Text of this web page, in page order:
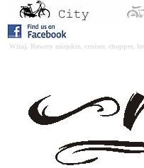
Witaj. Rowery miejskie, cruiser, chopper,